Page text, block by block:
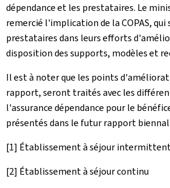
dépendance et les prestataires. Le
remercié l'implication de la COPAS,
prestataires dans leurs efforts
disposition des supports, modèles et
Il est à noter que les points
rapport, seront traités avec les
l'assurance dépendance pour le
présentés dans le futur rapport biennal
[1] Établissement à séjour
[2] Établissement à séjour continu